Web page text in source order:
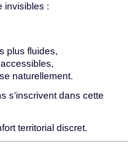
invisibles :
plus fluides,
naturellement.
s’inscrivent dans cette
territorial discret.